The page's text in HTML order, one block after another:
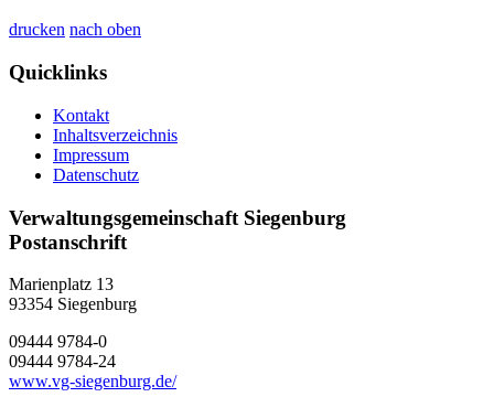
drucken nach oben
Quicklinks
Kontakt
Inhaltsverzeichnis
Impressum
Datenschutz
Verwaltungsgemeinschaft Siegenburg
Postanschrift
Marienplatz 13
93354 Siegenburg
09444 9784-0
09444 9784-24
www.vg-siegenburg.de/